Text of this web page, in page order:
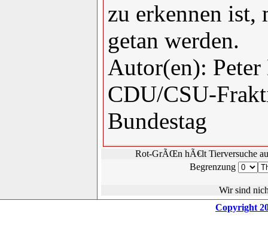
zu erkennen ist,
getan werden.
Autor(en): Peter
CDU/CSU-
Bundestag
Rot-GrÃŒn hÃ€lt Tierversuche
Begrenzung
Wir sind
Copyright